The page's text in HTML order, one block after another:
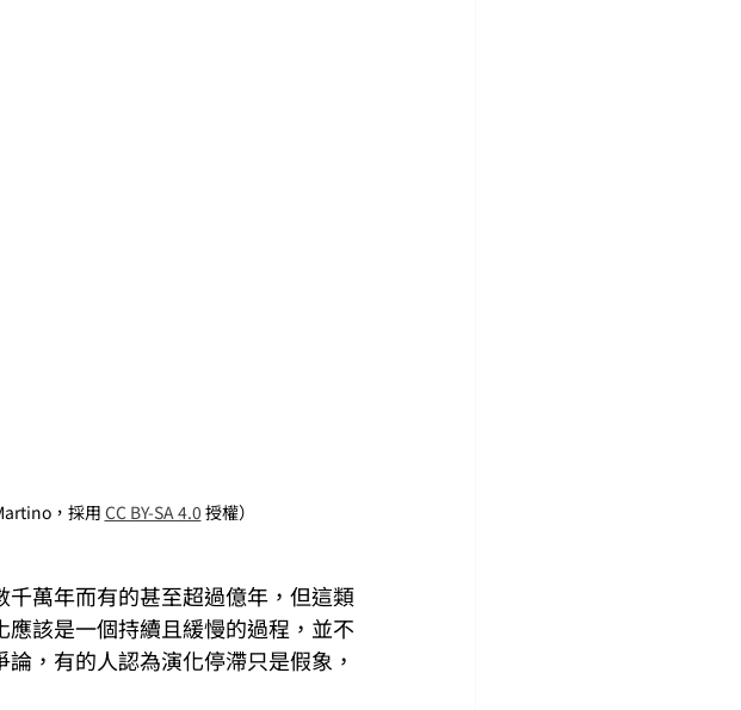
，採用 CC BY-SA 4.0 授權）
萬年而有的甚至超過億年，但這類
該是一個持續且緩慢的過程，並不
，有的人認為演化停滯只是假象，